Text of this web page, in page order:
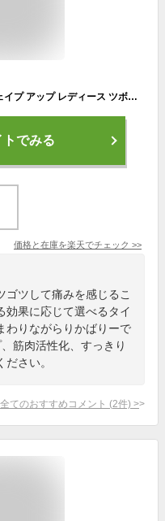
ダイエット 健康 スリッパ サンダル シェイプ アップ レディース ツボ押し 足裏 コリ マッサージ 室内 オフィス おしゃれ シューズ 足 筋肉 疲れ 対策 改善 グッズ 美脚 ルームシューズ 血行促進 フットケア 便利 アイテム リフレッシュ ガチ押し健康ルームサンダル ふみっぱ
トでみる
価格と在庫を楽天でチェック >>
ゴツして痛みを感じるこ
効果に応じて選べるタイ
わりながらりかばりーで
筋肉活性化、すっきり
さい。
全てのおすすめコメント (2件) >